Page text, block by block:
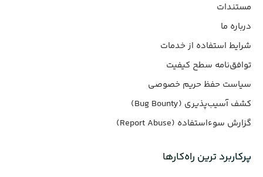
مستندات
درباره ما
شرایط استفاده از خدمات
توافق‌نامه سطح کیفیت
سیاست حفظ حریم خصوصی
کشف آسیب‌پذیری (Bug Bounty)
گزارش سوءاستفاده (Report Abuse)
پرکاربرد ترین راه‌کارها